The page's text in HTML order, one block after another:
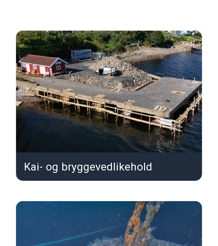
Kai- og bryggevedlikehold